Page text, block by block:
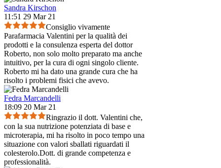
Sandra Kirschon
11:51 29 Mar 21
Consiglio vivamente
Parafarmacia Valentini per la qualità dei
prodotti e la consulenza esperta del dottor
Roberto, non solo molto preparato ma anche
intuitivo, per la cura di ogni singolo cliente.
Roberto mi ha dato una grande cura che ha
risolto i problemi fisici che avevo.
Fedra Marcandelli
18:09 20 Mar 21
Ringrazio il dott. Valentini che,
con la sua nutrizione potenziata di base e
microterapia, mi ha risolto in poco tempo una
situazione con valori sballati riguardati il
colesterolo.Dott. di grande competenza e
professionalità.